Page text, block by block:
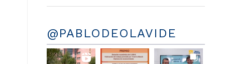
@PABLODEOLAVIDE